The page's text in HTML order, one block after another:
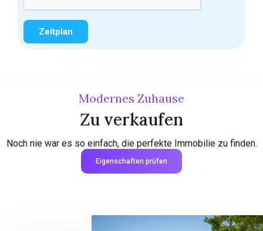
Modernes Zuhause
Zu verkaufen
Noch nie war es so einfach, die perfekte Immobilie zu finden.
Eigenschaften prüfen